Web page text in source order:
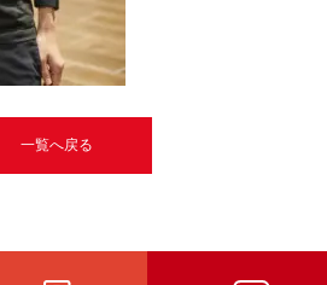
一覧へ戻る